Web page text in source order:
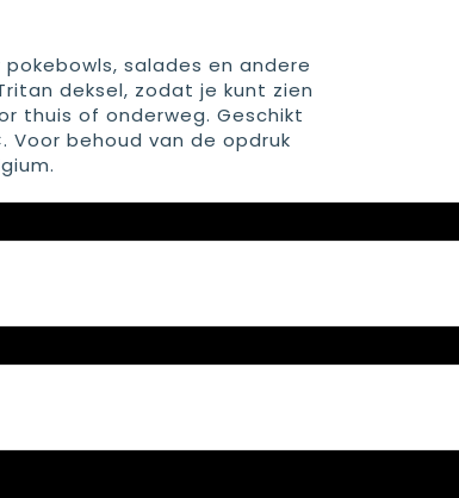
salades en andere
deksel, zodat je kunt zien
thuis of onderweg. Geschikt
behoud van de opdruk